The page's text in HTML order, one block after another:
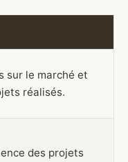
sur le marché et
réalisés.
des projets